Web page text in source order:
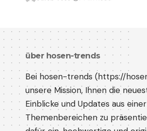
über hosen-trends
Bei hosen-trends (https://
unsere Mission, Ihnen die
Einblicke und Updates aus
Themenbereichen zu